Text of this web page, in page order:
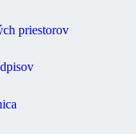
priestorov